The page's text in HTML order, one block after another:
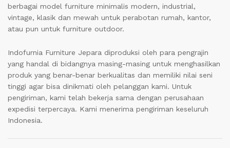
berbagai model furniture minimalis modern, industrial,
vintage, klasik dan mewah untuk perabotan rumah, kantor,
atau pun untuk furniture outdoor.
Indofurnia Furniture Jepara diproduksi oleh para pengrajin
yang handal di bidangnya masing-masing untuk menghasilkan
produk yang benar-benar berkualitas dan memiliki nilai seni
tinggi agar bisa dinikmati oleh pelanggan kami. Untuk
pengiriman, kami telah bekerja sama dengan perusahaan
expedisi terpercaya. Kami menerima pengiriman keseluruh
Indonesia.